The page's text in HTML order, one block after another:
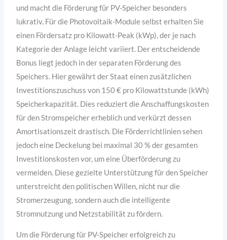
und macht die Förderung für PV-Speicher besonders
lukrativ. Für die Photovoltaik-Module selbst erhalten Sie
einen Fördersatz pro Kilowatt-Peak (kWp), der je nach
Kategorie der Anlage leicht variiert. Der entscheidende
Bonus liegt jedoch in der separaten Förderung des
Speichers. Hier gewährt der Staat einen zusätzlichen
Investitionszuschuss von 150 € pro Kilowattstunde (kWh)
Speicherkapazität. Dies reduziert die Anschaffungskosten
für den Stromspeicher erheblich und verkürzt dessen
Amortisationszeit drastisch. Die Förderrichtlinien sehen
jedoch eine Deckelung bei maximal 30 % der gesamten
Investitionskosten vor, um eine Überförderung zu
vermeiden. Diese gezielte Unterstützung für den Speicher
unterstreicht den politischen Willen, nicht nur die
Stromerzeugung, sondern auch die intelligente
Stromnutzung und Netzstabilität zu fördern.
Um die Förderung für PV-Speicher erfolgreich zu